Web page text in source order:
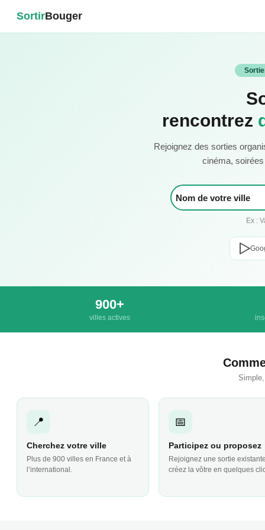
SortirBouger
rencontrez
Rejoignez des sorties
cinéma,
Ex :
900+
villes actives
📍
Cherchez votre ville
Plus de 900 villes en France et à
l’international.
📅
Participez ou proposez
Rejoignez une sortie
créez la vôtre en quelques